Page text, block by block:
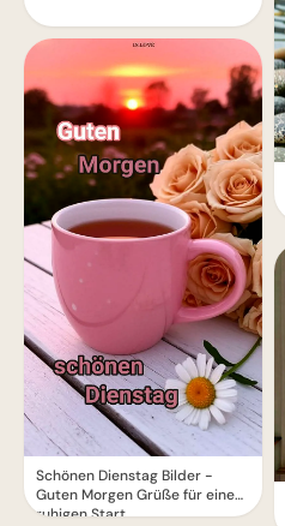
Schönen Dienstag Bilder -
Guten Morgen Grüße für einen
ruhigen Start